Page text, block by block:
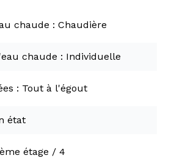
chaude Chaudière
chaude Individuelle
Tout à l'égout
état
étage / 4